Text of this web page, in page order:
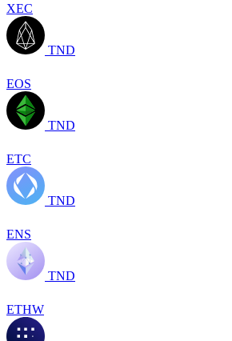
XEC
TND
EOS
TND
ETC
TND
ENS
TND
ETHW